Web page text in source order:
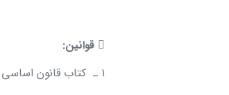
 قوانين:
۱ ـ کتاب قانون اساسی / حسینی نیک / مجد